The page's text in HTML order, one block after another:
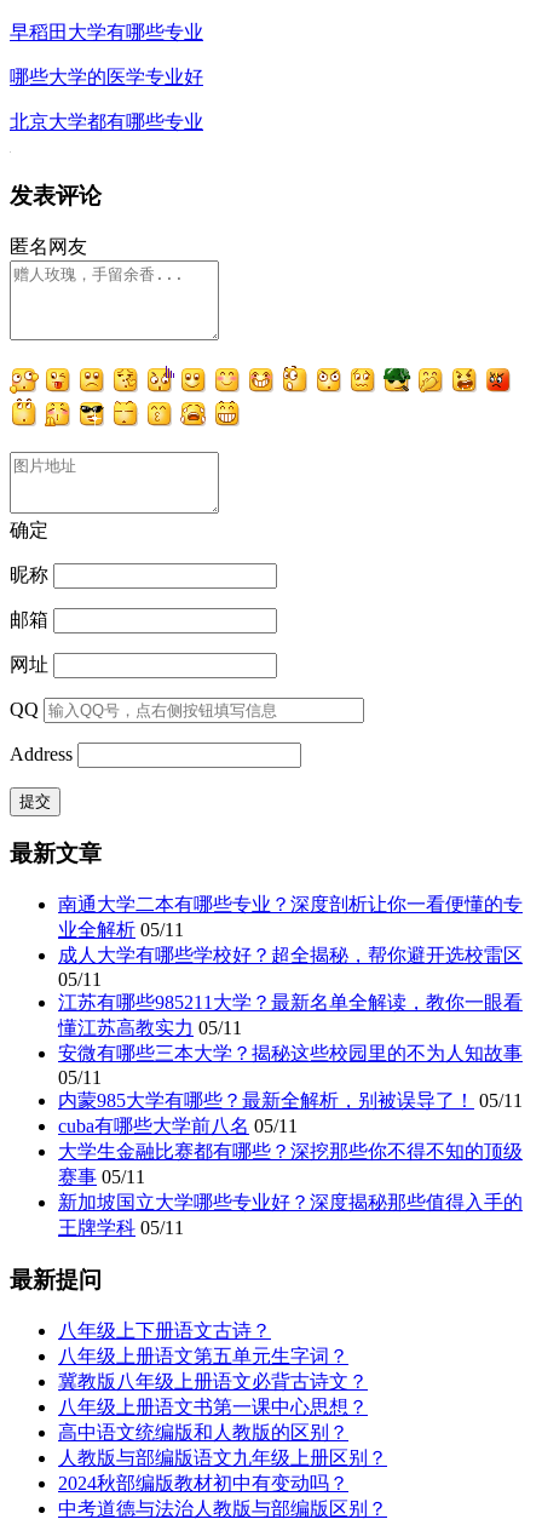
早稻田大学有哪些专业
哪些大学的医学专业好
北京大学都有哪些专业
发表评论
匿名网友
确定
昵称
邮箱
网址
QQ
Address
最新文章
南通大学二本有哪些专业？深度剖析让你一看便懂的专
业全解析 05/11
成人大学有哪些学校好？超全揭秘，帮你避开选校雷区
05/11
江苏有哪些985211大学？最新名单全解读，教你一眼看
懂江苏高教实力 05/11
安微有哪些三本大学？揭秘这些校园里的不为人知故事
05/11
内蒙985大学有哪些？最新全解析，别被误导了！
05/11
cuba有哪些大学前八名 05/11
大学生金融比赛都有哪些？深挖那些你不得不知的顶级
赛事 05/11
新加坡国立大学哪些专业好？深度揭秘那些值得入手的
王牌学科 05/11
最新提问
八年级上下册语文古诗？
八年级上册语文第五单元生字词？
冀教版八年级上册语文必背古诗文？
八年级上册语文书第一课中心思想？
高中语文统编版和人教版的区别？
人教版与部编版语文九年级上册区别？
2024秋部编版教材初中有变动吗？
中考道德与法治人教版与部编版区别？